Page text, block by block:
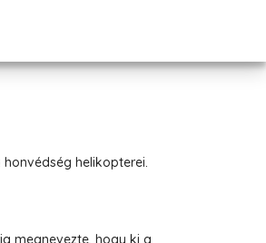
honvédség helikopterei.
megnevezte, hogy ki a